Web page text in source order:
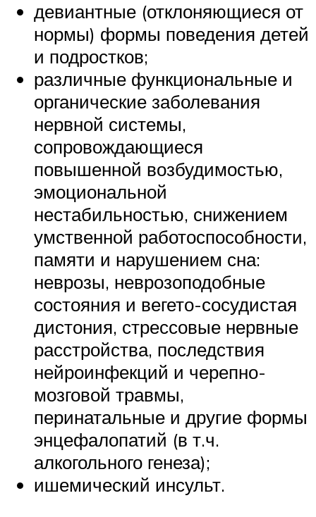
девиантные (отклоняющиеся от
нормы) формы поведения детей
и подростков;
различные функциональные и
органические заболевания
нервной системы,
сопровождающиеся
повышенной возбудимостью,
эмоциональной
нестабильностью, снижением
умственной работоспособности,
памяти и нарушением сна:
неврозы, неврозоподобные
состояния и вегето-сосудистая
дистония, стрессовые нервные
расстройства, последствия
нейроинфекций и черепно-
мозговой травмы,
перинатальные и другие формы
энцефалопатий (в т.ч.
алкогольного генеза);
ишемический инсульт.